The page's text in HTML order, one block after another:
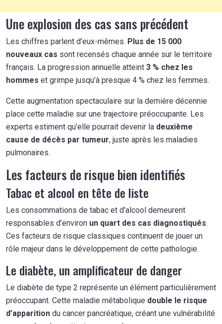
Une explosion des cas sans précédent
Les chiffres parlent d’eux-mêmes. Plus de 15 000
nouveaux cas sont recensés chaque année sur le territoire
français. La progression annuelle atteint 3 % chez les
hommes et grimpe jusqu’à presque 4 % chez les femmes.
Cette augmentation spectaculaire sur la dernière décennie
place cette maladie sur une trajectoire préoccupante. Les
experts estiment qu’elle pourrait devenir la deuxième
cause de décès par tumeur, juste après les maladies
pulmonaires.
Les facteurs de risque bien identifiés
Tabac et alcool en tête de liste
Les consommations de tabac et d’alcool demeurent
responsables d’environ un quart des cas diagnostiqués.
Ces facteurs de risque classiques continuent de jouer un
rôle majeur dans le développement de cette pathologie.
Le diabète, un amplificateur de danger
Le diabète de type 2 représente un élément particulièrement
préoccupant. Cette maladie métabolique double le risque
d’apparition du cancer pancréatique, créant une vulnérabilité